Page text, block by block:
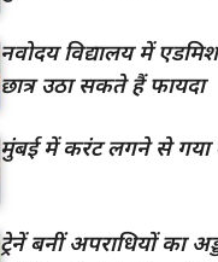
नवोदय विद्यालय में
छात्र उठा सकते हैं फायदा
मुंबई में करंट लगने से गया
ट्रेनें बनीं अपराधियों का